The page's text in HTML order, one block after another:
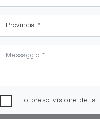
Ho preso visione della